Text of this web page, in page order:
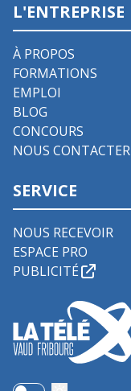
L'ENTREPRISE
À PROPOS
FORMATIONS
EMPLOI
BLOG
CONCOURS
NOUS CONTACTER
SERVICE
NOUS RECEVOIR
ESPACE PRO
PUBLICITÉ